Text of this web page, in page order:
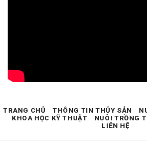
TRANG CHỦ THÔNG TIN THỦY SẢN
KHOA HỌC KỸ THUẬT
NUÔI TRỒNG
LIÊN HỆ